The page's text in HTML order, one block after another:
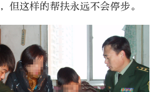
但这样的帮扶永远不会停步。